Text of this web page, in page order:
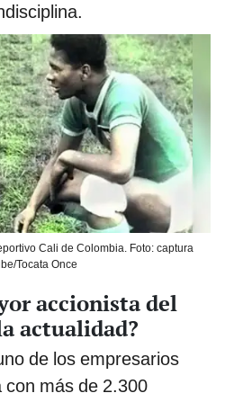
Cali de Colombia. Foto: captura
Tocata Once
accionista del
actualidad?
de los empresarios
con más de 2.300